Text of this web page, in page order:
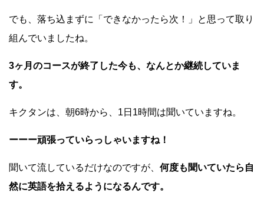
でも、落ち込まずに「できなかったら次！」と思って取り
組んでいましたね。
3ヶ月のコースが終了した今も、なんとか継続していま
す。
キクタンは、朝6時から、1日1時間は聞いていますね。
ーーー頑張っていらっしゃいますね！
聞いて流しているだけなのですが、 何度も聞いていたら自
然に英語を拾えるようになるんです。